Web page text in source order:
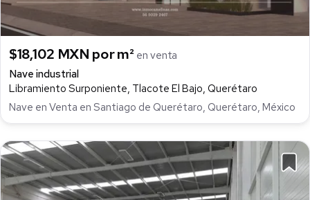
$18,102 MXN por m² en venta
Nave industrial
Libramiento Surponiente, Tlacote El Bajo, Querétaro
Nave en Venta en Santiago de Querétaro, Querétaro, México